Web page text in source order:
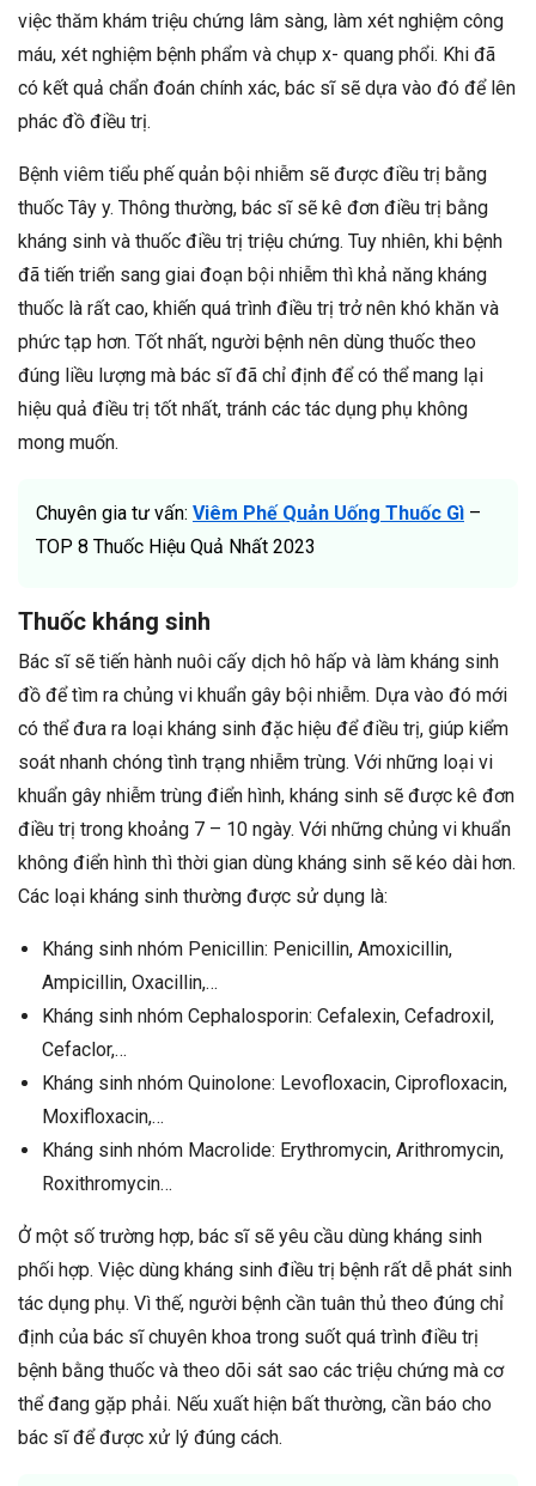
việc thăm khám triệu chứng lâm sàng, làm xét nghiệm công
máu, xét nghiệm bệnh phẩm và chụp x- quang phổi. Khi đã
có kết quả chẩn đoán chính xác, bác sĩ sẽ dựa vào đó để lên
phác đồ điều trị.
Bệnh viêm tiểu phế quản bội nhiễm sẽ được điều trị bằng
thuốc Tây y. Thông thường, bác sĩ sẽ kê đơn điều trị bằng
kháng sinh và thuốc điều trị triệu chứng. Tuy nhiên, khi bệnh
đã tiến triển sang giai đoạn bội nhiễm thì khả năng kháng
thuốc là rất cao, khiến quá trình điều trị trở nên khó khăn và
phức tạp hơn. Tốt nhất, người bệnh nên dùng thuốc theo
đúng liều lượng mà bác sĩ đã chỉ định để có thể mang lại
hiệu quả điều trị tốt nhất, tránh các tác dụng phụ không
mong muốn.
Chuyên gia tư vấn: Viêm Phế Quản Uống Thuốc Gì –
TOP 8 Thuốc Hiệu Quả Nhất 2023
Thuốc kháng sinh
Bác sĩ sẽ tiến hành nuôi cấy dịch hô hấp và làm kháng sinh
đồ để tìm ra chủng vi khuẩn gây bội nhiễm. Dựa vào đó mới
có thể đưa ra loại kháng sinh đặc hiệu để điều trị, giúp kiểm
soát nhanh chóng tình trạng nhiễm trùng. Với những loại vi
khuẩn gây nhiễm trùng điển hình, kháng sinh sẽ được kê đơn
điều trị trong khoảng 7 – 10 ngày. Với những chủng vi khuẩn
không điển hình thì thời gian dùng kháng sinh sẽ kéo dài hơn.
Các loại kháng sinh thường được sử dụng là:
Kháng sinh nhóm Penicillin: Penicillin, Amoxicillin,
Ampicillin, Oxacillin,…
Kháng sinh nhóm Cephalosporin: Cefalexin, Cefadroxil,
Cefaclor,…
Kháng sinh nhóm Quinolone: Levofloxacin, Ciprofloxacin,
Moxifloxacin,…
Kháng sinh nhóm Macrolide: Erythromycin, Arithromycin,
Roxithromycin…
Ở một số trường hợp, bác sĩ sẽ yêu cầu dùng kháng sinh
phối hợp. Việc dùng kháng sinh điều trị bệnh rất dễ phát sinh
tác dụng phụ. Vì thế, người bệnh cần tuân thủ theo đúng chỉ
định của bác sĩ chuyên khoa trong suốt quá trình điều trị
bệnh bằng thuốc và theo dõi sát sao các triệu chứng mà cơ
thể đang gặp phải. Nếu xuất hiện bất thường, cần báo cho
bác sĩ để được xử lý đúng cách.